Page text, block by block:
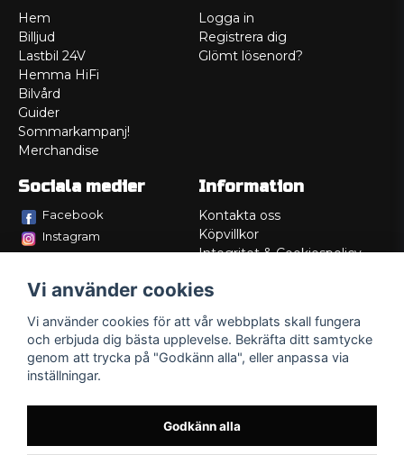
Hem
Billjud
Lastbil 24V
Hemma HiFi
Bilvård
Guider
Sommarkampanj!
Merchandise
Logga in
Registrera dig
Glömt lösenord?
Sociala medier
Facebook
Instagram
Information
Kontakta oss
Köpvillkor
Integritet & Cookiespolicy
Service/Garanti
Lådritning
Om oss
Vi använder cookies
Vi använder cookies för att vår webbplats skall fungera
och erbjuda dig bästa upplevelse. Bekräfta ditt samtycke
genom att trycka på "Godkänn alla", eller anpassa via
inställningar.
Godkänn alla